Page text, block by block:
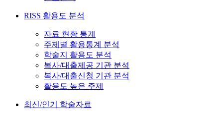
RISS 활용도 분석
자료 현황 통계
주제별 활용통계 분석
학술지 활용도 분석
복사/대출제공 기관 분석
복사/대출신청 기관 분석
활용도 높은 주제
최신/인기 학술자료